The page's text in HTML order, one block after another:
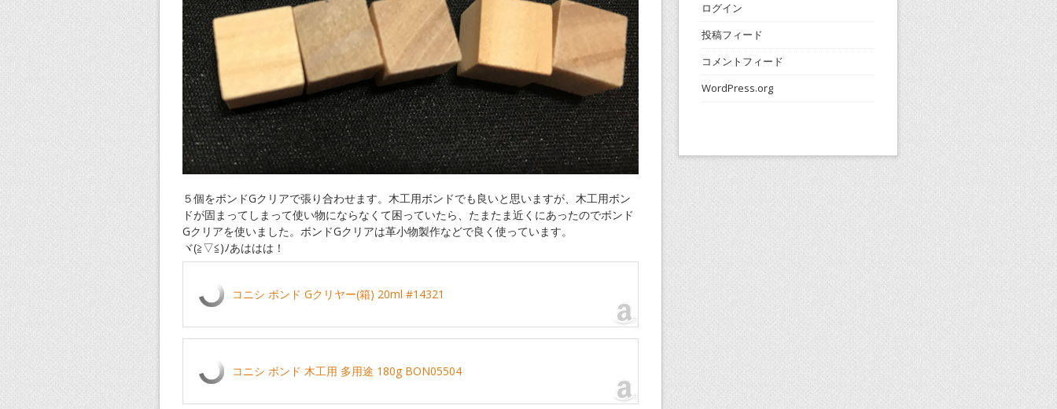
５個をボンドGクリアで張り合わせます。木工用ボンドでも良いと思いますが、木工用ボン
ドが固まってしまって使い物にならなくて困っていたら、たまたま近くにあったのでボンド
Gクリアを使いました。ボンドGクリアは革小物製作などで良く使っています。
ヾ(≧▽≦)ﾉあははは！
コニシ ボンド Gクリヤー(箱) 20ml #14321
コニシ ボンド 木工用 多用途 180g BON05504
ログイン
投稿フィード
コメントフィード
WordPress.org